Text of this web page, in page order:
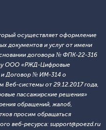
осуществляет оформление
документов и услуг от имени
договора № ФПК-22-316
ООО «РЖД-Цифровые
и Договор № ИМ-314 о
Веб-системы от 29.12.2017 года,
пассажирские решения»
обращений, жалоб,
просим обращаться
веб-ресурса: support@poezd.ru